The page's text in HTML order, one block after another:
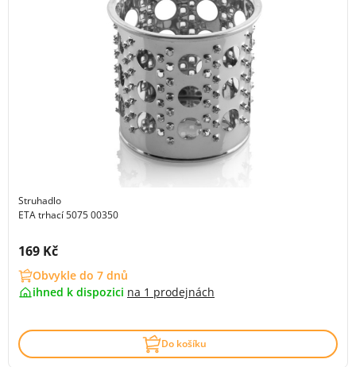
Struhadlo
ETA trhací 5075 00350
Cena s DPH:
169 Kč
Obvykle do 7 dnů
ihned k dispozici na 1 prodejnách
Do košíku